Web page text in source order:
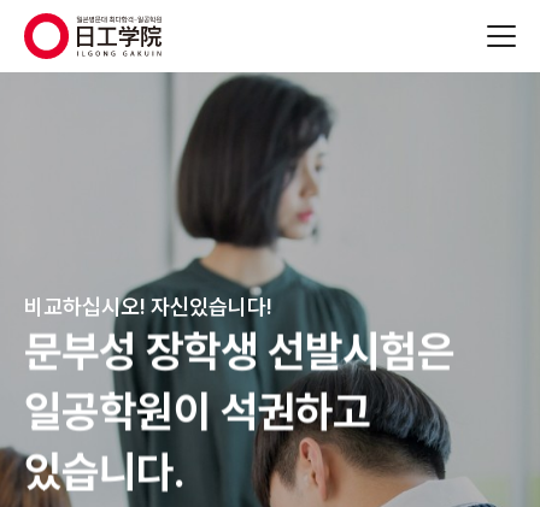
(주)지원에듀
비교하십시오! 자신있습니다!
문부성 장학생 선발시험은
일공학원이 석권하고
있습니다.